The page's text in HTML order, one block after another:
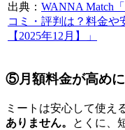
出典： WANNA Match
コミ・評判は？料金や
【2025年12月】」
⑤月額料金が高め
ミートは安心して使え
ありません。
とくに、